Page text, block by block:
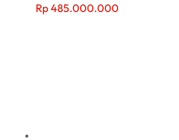
Rp485.000.000